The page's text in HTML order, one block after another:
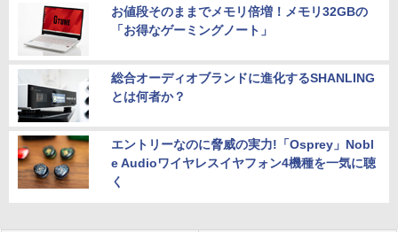
お値段そのままでメモリ倍増！メモリ32GBの
「お得なゲーミングノート」
総合オーディオブランドに進化するSHANLING
とは何者か？
エントリーなのに脅威の実力!「Osprey」Nobl
e Audioワイヤレスイヤフォン4機種を一気に聴
く